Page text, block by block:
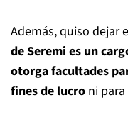
Además, quiso dejar
de Seremi es un
otorga facultades
fines de lucro ni